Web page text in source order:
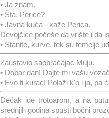
• Ja znam.
• Šta, Perice?
• Javna kuća - kaže Perica.
Devojčice počeše da vrište i da
• Stanite, kurve, tek su temelje
Zaustavio saobraćajac Muju.
• Dobar dan! Dajte mi vašu
• Evo ti kurac! Polaži k'o i ja, pa
Dečak ide trotoarom, a na
srednjih godina spusti bočni